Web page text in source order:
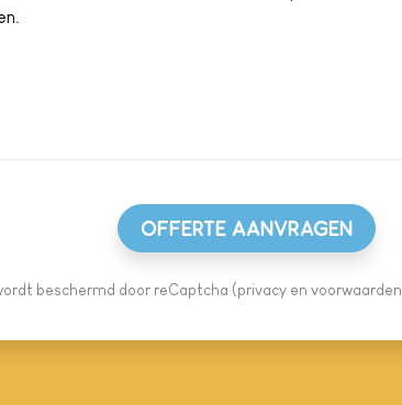
OFFERTE AANVRAGEN
beschermd door reCaptcha (privacy en voorwaarden